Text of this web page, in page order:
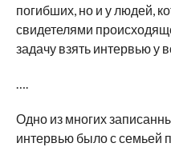
погибших, но и у людей,
свидетелями
задачу взять интервью у
….
Одно из многих
интервью было с семьей